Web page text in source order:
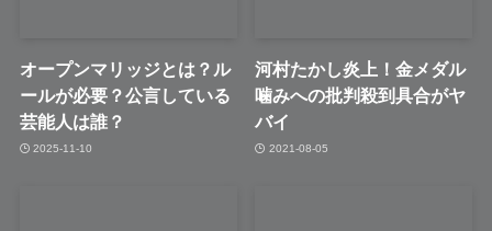
オープンマリッジとは？ル
ールが必要？公言している
芸能人は誰？
2025-11-10
河村たかし炎上！金メダル
噛みへの批判殺到具合がヤ
バイ
2021-08-05